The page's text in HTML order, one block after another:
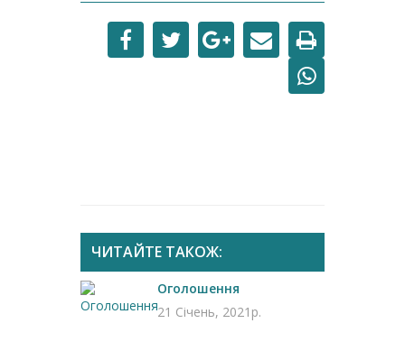
ЧИТАЙТЕ ТАКОЖ:
Оголошення
21 Січень, 2021р.